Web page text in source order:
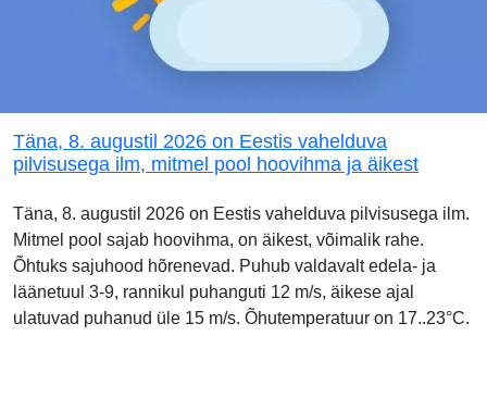
Täna, 8. augustil 2026 on Eestis vahelduva
pilvisusega ilm, mitmel pool hoovihma ja äikest
Täna, 8. augustil 2026 on Eestis vahelduva pilvisusega ilm.
Mitmel pool sajab hoovihma, on äikest, võimalik rahe.
Õhtuks sajuhood hõrenevad. Puhub valdavalt edela- ja
läänetuul 3-9, rannikul puhanguti 12 m/s, äikese ajal
ulatuvad puhanud üle 15 m/s. Õhutemperatuur on 17..23°C.